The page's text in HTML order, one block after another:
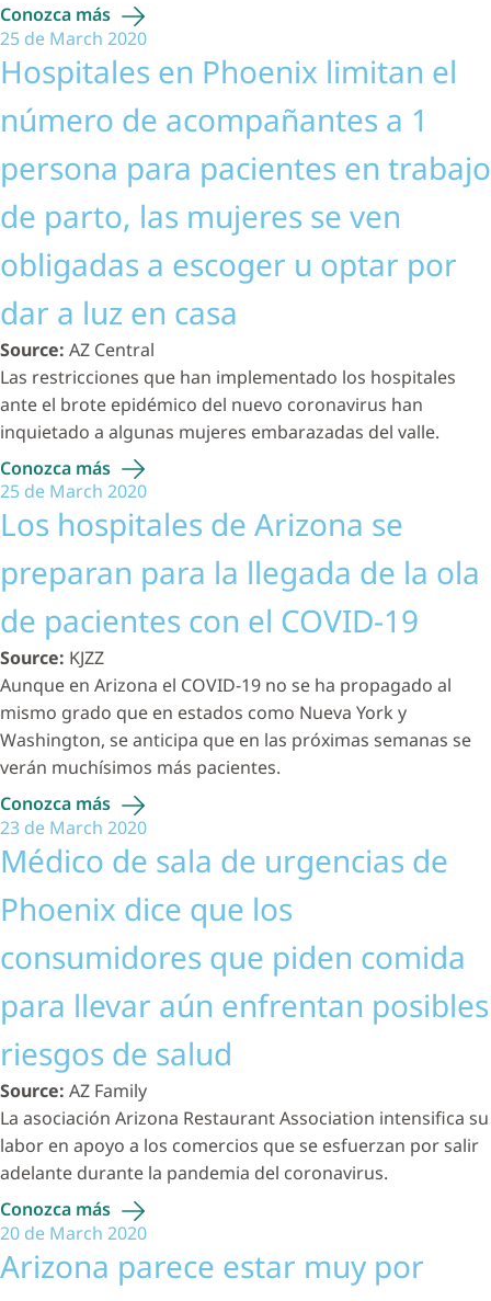
Conozca más
25 de March 2020
Hospitales en Phoenix limitan el
número de acompañantes a 1
persona para pacientes en trabajo
de parto, las mujeres se ven
obligadas a escoger u optar por
dar a luz en casa
Source: AZ Central
Las restricciones que han implementado los hospitales
ante el brote epidémico del nuevo coronavirus han
inquietado a algunas mujeres embarazadas del valle.
Conozca más
25 de March 2020
Los hospitales de Arizona se
preparan para la llegada de la ola
de pacientes con el COVID-19
Source: KJZZ
Aunque en Arizona el COVID-19 no se ha propagado al
mismo grado que en estados como Nueva York y
Washington, se anticipa que en las próximas semanas se
verán muchísimos más pacientes.
Conozca más
23 de March 2020
Médico de sala de urgencias de
Phoenix dice que los
consumidores que piden comida
para llevar aún enfrentan posibles
riesgos de salud
Source: AZ Family
La asociación Arizona Restaurant Association intensifica su
labor en apoyo a los comercios que se esfuerzan por salir
adelante durante la pandemia del coronavirus.
Conozca más
20 de March 2020
Arizona parece estar muy por